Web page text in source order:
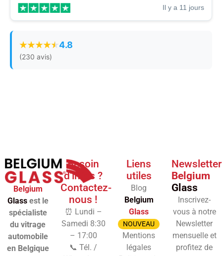
Il y a 11 jours
4.8
(230 avis)
Belgium
Glassest le
spécialiste
du vitrage
automobile
en Belgique
Besoin
d'infos ?
Contactez-
nous !
⏰ Lundi –
Samedi 8:30
– 17:00
📞 Tél. /
Liens
utiles
Blog
Belgium
Glass
NOUVEAU
Mentions
légales
Newsletter
Belgium
Glass
Inscrivez-
vous à notre
Newsletter
mensuelle et
profitez de